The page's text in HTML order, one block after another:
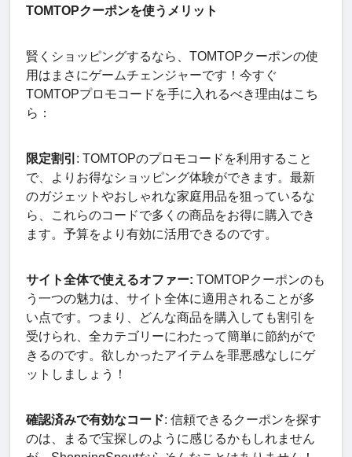
TOMTOPクーポンを使うメリット
賢くショッピングするなら、TOMTOPクーポンの使
用はまさにゲームチェンジャーです！今すぐ
TOMTOPプロモコードを手に入れるべき理由はこち
ら：
限定割引 : TOMTOPのプロモコードを利用すること
で、よりお得なショッピング体験ができます。最新
のガジェットやおしゃれな家庭用品を狙っているな
ら、これらのコードで多くの商品をお得に購入でき
ます。予算をより有効に活用できるのです。
サイト全体で使えるオファー: TOMTOPクーポンのも
う一つの魅力は、サイト全体に適用されることが多
い点です。つまり、どんな商品を購入しても割引を
受けられ、全カテゴリーにわたって簡単に節約がで
きるのです。欲しかったアイテムを罪悪感なしにゲ
ットしましょう！
確認済みで有効なコード: 信頼できるクーポンを探す
のは、まるで宝探しのように感じるかもしれません